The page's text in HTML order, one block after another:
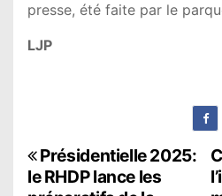
presse, été faite par le
LJP
NPrésidentielle 2025:
le RHDP lance les